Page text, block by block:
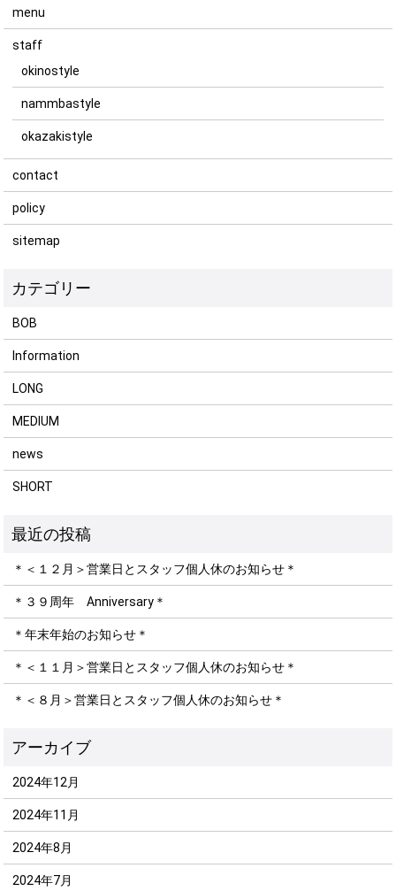
menu
staff
okinostyle
nammbastyle
okazakistyle
contact
policy
sitemap
BOB
Information
LONG
MEDIUM
news
SHORT
＊＜１２月＞営業日とスタッフ個人休のお知らせ＊
＊３９周年 Anniversary＊
＊年末年始のお知らせ＊
＊＜１１月＞営業日とスタッフ個人休のお知らせ＊
＊＜８月＞営業日とスタッフ個人休のお知らせ＊
2024年12月
2024年11月
2024年8月
2024年7月